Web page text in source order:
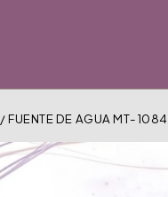
/FUENTE DE AGUA MT-1084